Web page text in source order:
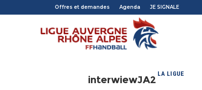
Offres et demandes Agenda JE SIGNALE
LA LIGUE
interwiewJA2